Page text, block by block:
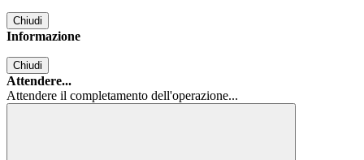
Chiudi
Informazione
Chiudi
Attendere...
Attendere il completamento dell'operazione...